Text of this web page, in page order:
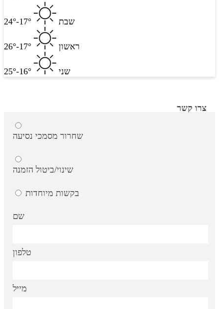
שבת 17°-24°
ראשון 17°-26°
שני 16°-25°
צרו קשר
שחרור מסמכי נסיעה
שינוי/ביטול הזמנה
בקשות מיוחדות
שם
טלפון
מייל